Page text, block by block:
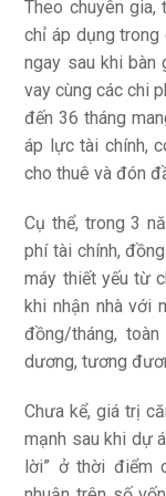
Theo chuyên gia,
chỉ áp dụng
ngay sau khi bàn
vay cùng các chi
đến 36 tháng
áp lực tài chính,
cho thuê và đón
Cụ thể, trong 3
phí tài chính,
máy thiết yếu từ
khi nhận nhà với
đồng/tháng,
dương, tương
Chưa kể, giá trị
mạnh sau khi dự
lời” ở thời điểm